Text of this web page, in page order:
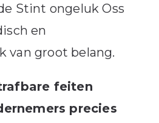
Stint ongeluk Oss
en
van groot belang.
feiten
precies